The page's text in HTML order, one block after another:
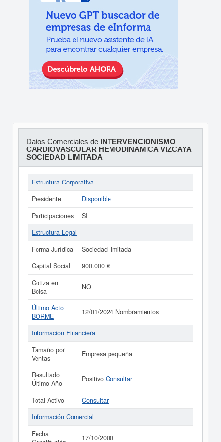
Datos Comerciales de INTERVENCIONISMO
CARDIOVASCULAR HEMODINAMICA VIZCAYA
SOCIEDAD LIMITADA
Estructura Corporativa
Presidente
Disponible
Participaciones
SI
Estructura Legal
Forma Jurídica
Sociedad limitada
Capital Social
900.000 €
Cotiza en
Bolsa
NO
Último Acto
BORME
12/01/2024 Nombramientos
Información Financiera
Tamaño por
Ventas
Empresa pequeña
Resultado
Último Año
Positivo Consultar
Total Activo
Consultar
Información Comercial
Fecha
17/10/2000